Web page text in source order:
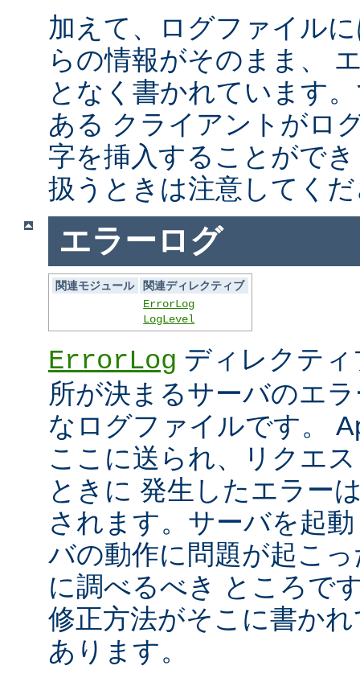
加えて、ログファイル
らの情報がそのまま、
となく書かれています
ある クライアントがロ
字を挿入することがで
扱うときは注意してく
エラーログ
関連モジュール
関連ディレクティブ
ErrorLog
LogLevel
ErrorLog ディレクテ
所が決まるサーバのエ
なログファイルです。
ここに送られ、リクエ
ときに 発生したエラー
されます。サーバを起
バの動作に問題が起こ
に調べるべき ところで
修正方法がそこに書か
あります。